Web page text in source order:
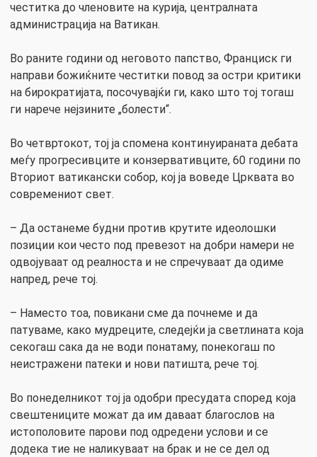
честитка до членовите на курија, централната
администрација на Ватикан.
Во раните години од неговото папство, Франциск ги
направи божиќните честитки повод за остри критики
на бирократијата, посочувајќи ги, како што тој тогаш
ги нарече нејзините „болести“.
Во четвртокот, тој ја спомена континуираната дебата
меѓу прогресивците и конзервативците, 60 години по
Вториот ватикански собор, кој ја воведе Црквата во
современиот свет.
– Да останеме будни против крутите идеолошки
позиции кои често под превезот на добри намери не
одвојуваат од реалноста и не спречуваат да одиме
напред, рече тој.
– Наместо тоа, повикани сме да почнеме и да
патуваме, како мудреците, следејќи ја светлината која
секогаш сака да не води понатаму, понекогаш по
неистражени патеки и нови патишта, рече тој.
Во понеделникот тој ја одобри пресудата според која
свештениците можат да им даваат благослов на
истополовите парови под одредени услови и се
додека тие не наликуваат на брак и не се дел од